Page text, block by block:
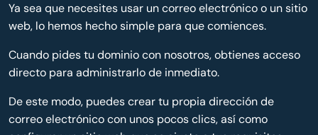
Ya sea que necesites usar un correo electrónico o un sitio
web, lo hemos hecho simple para que comiences.
Cuando pides tu dominio con nosotros, obtienes acceso
directo para administrarlo de inmediato.
De este modo, puedes crear tu propia dirección de
correo electrónico con unos pocos clics, así como